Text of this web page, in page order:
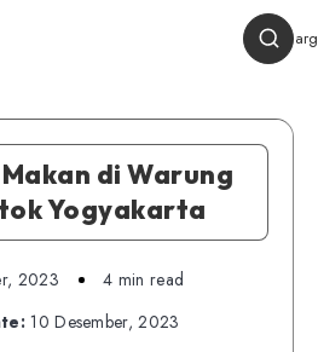
di Warung
Yogyakarta
2023
4 min read
10 Desember, 2023